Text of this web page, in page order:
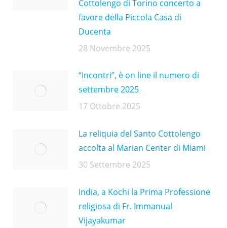
Cottolengo di Torino concerto a
favore della Piccola Casa di
Ducenta
28 Novembre 2025
“Incontri”, è on line il numero di
settembre 2025
17 Ottobre 2025
La reliquia del Santo Cottolengo
accolta al Marian Center di Miami
30 Settembre 2025
India, a Kochi la Prima Professione
religiosa di Fr. Immanual
Vijayakumar